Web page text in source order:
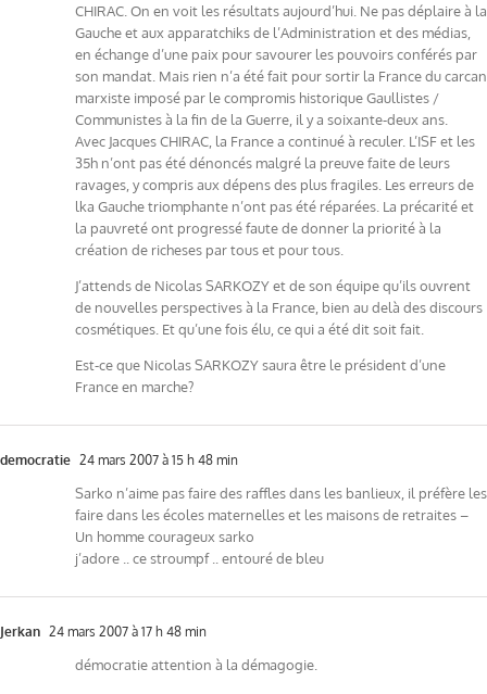
CHIRAC. On en voit les résultats aujourd’hui. Ne pas déplaire à la
Gauche et aux apparatchiks de l’Administration et des médias,
en échange d’une paix pour savourer les pouvoirs conférés par
son mandat. Mais rien n’a été fait pour sortir la France du carcan
marxiste imposé par le compromis historique Gaullistes /
Communistes à la fin de la Guerre, il y a soixante-deux ans.
Avec Jacques CHIRAC, la France a continué à reculer. L’ISF et les
35h n’ont pas été dénoncés malgré la preuve faite de leurs
ravages, y compris aux dépens des plus fragiles. Les erreurs de
lka Gauche triomphante n’ont pas été réparées. La précarité et
la pauvreté ont progressé faute de donner la priorité à la
création de richeses par tous et pour tous.
J’attends de Nicolas SARKOZY et de son équipe qu’ils ouvrent
de nouvelles perspectives à la France, bien au delà des discours
cosmétiques. Et qu’une fois élu, ce qui a été dit soit fait.
Est-ce que Nicolas SARKOZY saura être le président d’une
France en marche?
democratie 24 mars 2007 à 15 h 48 min
Sarko n’aime pas faire des raffles dans les banlieux, il préfère les
faire dans les écoles maternelles et les maisons de retraites –
Un homme courageux sarko
j’adore .. ce stroumpf .. entouré de bleu
Jerkan 24 mars 2007 à 17 h 48 min
démocratie attention à la démagogie.